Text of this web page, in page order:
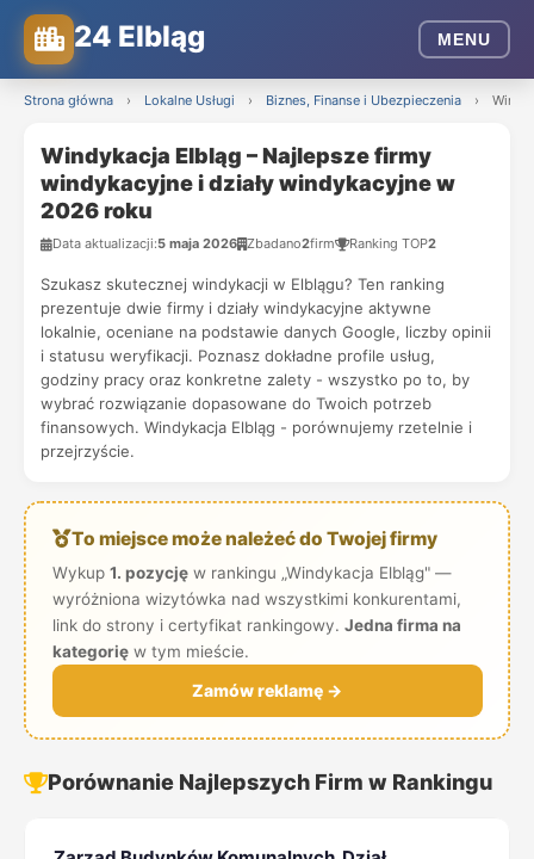
24 Elbląg MENU
Strona główna › Lokalne Usługi › Biznes, Finanse i Ubezpieczenia ›
Windykacja Elbląg – Najlepsze firmy
windykacyjne i działy windykacyjne w
2026 roku
Data aktualizacji:5 maja 2026 Zbadano2firm Ranking TOP2
Szukasz skutecznej windykacji w Elblągu? Ten ranking
prezentuje dwie firmy i działy windykacyjne aktywne
lokalnie, oceniane na podstawie danych Google, liczby opinii
i statusu weryfikacji. Poznasz dokładne profile usług,
godziny pracy oraz konkretne zalety - wszystko po to, by
wybrać rozwiązanie dopasowane do Twoich potrzeb
finansowych. Windykacja Elbląg - porównujemy rzetelnie i
przejrzyście.
To miejsce może należeć do Twojej firmy
Wykup 1. pozycjęw rankingu „Windykacja Elbląg" —
wyróżniona wizytówka nad wszystkimi konkurentami,
link do strony i certyfikat rankingowy. Jedna firma na
kategorięw tym mieście.
Zamów reklamę →
Porównanie Najlepszych Firm w Rankingu